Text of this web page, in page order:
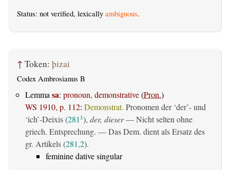
Status: not verified, lexically ambiguous.
↑ Token: þizai
Codex Ambrosianus B
Lemma sa: pronoun, demonstrative(Pron.)
WS 1910, p. 112: Demonstrat. Pronomen der ‘der’- und
‘ich’-Deixis (281 1), der, dieser— Nicht selten ohne
griech. Entsprechung. — Das Dem. dient als Ersatz des
gr. Artikels (281,2).
feminine dative singular